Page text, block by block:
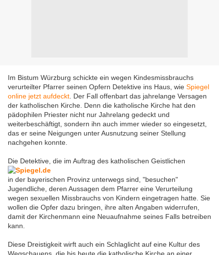
Im Bistum Würzburg schickte ein wegen Kindesmissbrauchs
verurteilter Pfarrer seinen Opfern Detektive ins Haus, wie Spiegel
online jetzt aufdeckt . Der Fall offenbart das jahrelange Versagen
der katholischen Kirche. Denn die katholische Kirche hat den
pädophilen Priester nicht nur Jahrelang gedeckt und
weiterbeschäftigt, sondern ihn auch immer wieder so eingesetzt,
das er seine Neigungen unter Ausnutzung seiner Stellung
nachgehen konnte.
Die Detektive, die im Auftrag des katholischen Geistlichen
in der bayerischen Provinz unterwegs sind, "besuchen"
Jugendliche, deren Aussagen dem Pfarrer eine Verurteilung
wegen sexuellen Missbrauchs von Kindern eingetragen hatte. Sie
wollen die Opfer dazu bringen, ihre alten Angaben widerrufen,
damit der Kirchenmann eine Neuaufnahme seines Falls betreiben
kann.
Diese Dreistigkeit wirft auch ein Schlaglicht auf eine Kultur des